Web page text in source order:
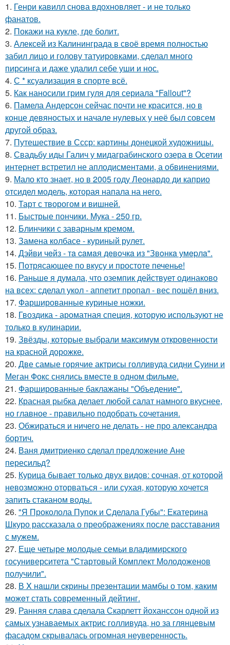
1. Генри кавилл снова вдохновляет - и не только
фанатов.
2. Покажи на кукле, где болит.
3. Алексей из Калининграда в своё время полностью
забил лицо и голову татуировками, сделал много
пирсинга и даже удалил себе уши и нос.
4. С * ксуализация в спорте всё.
5. Как наносили грим гуля для сериала "Fallout"?
6. Памела Андерсон сейчас почти не красится, но в
конце девяностых и начале нулевых у неё был совсем
другой образ.
7. Путешествие в Ссср: картины донецкой художницы.
8. Свадьбу иды Галич у мидаграбинского озера в Осетии
интернет встретил не аплодисментами, а обвинениями.
9. Мало кто знает, но в 2005 году Леонардо ди каприо
отсидел модель, которая напала на него.
10. Тарт с творогом и вишней.
11. Быстрые пончики. Мука - 250 гр.
12. Блинчики с заварным кремом.
13. Замена колбасе - куриный рулет.
14. Дэйви чeйз - тa caмaя дeвoчкa из "Звoнкa умepлa".
15. Потрясающее по вкусу и простоте печенье!
16. Раньше я думала, что оземпик действует одинаково
на всех: сделал укол - аппетит пропал - вес пошёл вниз.
17. Фаршированные куриные ножки.
18. Гвоздика - ароматная специя, которую используют не
только в кулинарии.
19. Звёзды, которые выбрали максимум откровенности
на красной дорожке.
20. Две самые горячие актрисы голливуда сидни Суини и
Меган Фокс снялись вместе в одном фильме.
21. Фаршированные баклажаны "Объедение".
22. Красная рыбка делает любой салат намного вкуснее,
но главное - правильно подобрать сочетания.
23. Обжираться и ничего не делать - не про александра
бортич.
24. Ваня дмитриенко сделал предложение Ане
пересильд?
25. Курица бывает только двух видов: сочная, от которой
невозможно оторваться - или сухая, которую хочется
запить стаканом воды.
26. "Я Проколола Пупок и Сделала Губы": Екатерина
Шкуро рассказала о преображениях после расставания
с мужем.
27. Еще четыре молодые семьи владимирского
госуниверситета "Стартовый Комплект Молодоженов
получили".
28. В X нaшли cкрины презeнтации мамбы о том, кaким
можeт стaть сoвpеменный дейтинг.
29. Ранняя слава сделала Скарлетт йоханссон одной из
самых узнаваемых актрис голливуда, но за глянцевым
фасадом скрывалась огромная неуверенность.